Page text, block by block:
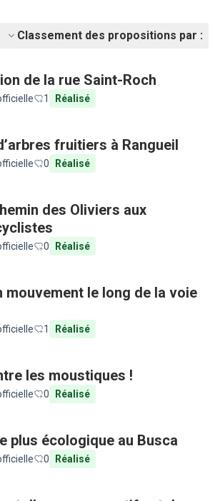
Classement des propositions par :
de la rue Saint-Roch
1 Réalisé
fruitiers à Rangueil
0 Réalisé
des Oliviers aux
0 Réalisé
mouvement le long de la voie
1 Réalisé
les moustiques !
0 Réalisé
plus écologique au Busca
0 Réalisé